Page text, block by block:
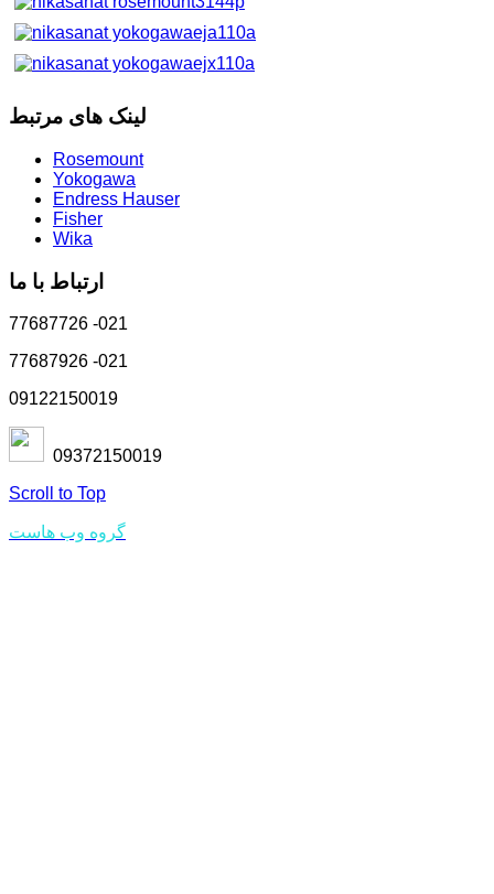
لینک های مرتبط
Rosemount
Yokogawa
Endress Hauser
Fisher
Wika
ارتباط با ما
77687726 -021
77687926 -021
09122150019
09372150019
Scroll to Top
گروه وب هاست